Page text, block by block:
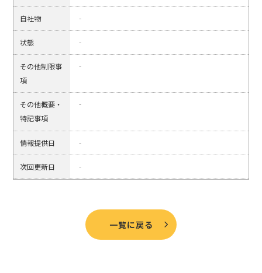
自社物 ‐
状態 ‐
その他制限事
項
‐
その他概要・
特記事項
‐
情報提供日 ‐
次回更新日 ‐
一覧に戻る